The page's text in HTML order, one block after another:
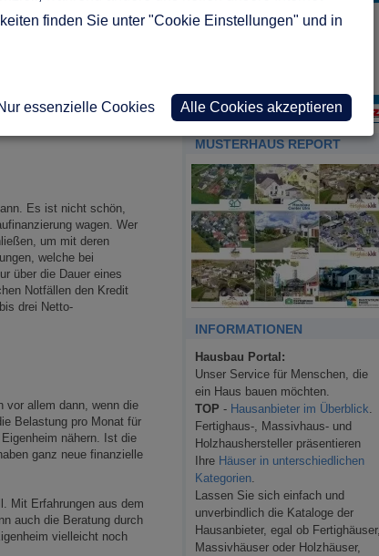
die sie auch bei
der Zinsbindung,
Angeboten und
um Ihr Eigenheim
Es ist nicht schön,
wagen. Wer
um mit deren
welche bei
über die Dauer eines
Notfällen den Kredit
drei Netto-
vor allem dann, wenn die
Belastung pro Monat für
nähern. Ist die
ganz neue finanzielle
Mit Erfahrungen aus dem
auch die Beratung durch
vielleicht noch
MUSTERHAUS REPORT
INFORMATIONEN
Hausbau Portal:
Unser Service für Menschen, die
ein Haus bauen möchten.
TOP - Hausanbieter im Überblick
Fertighaus-, Massivhaus- und
Holzhaushersteller präsentieren
Ihre Häuser in unterschiedlichen
Kategorien
Lassen Sie sich einfach und
unverbindlich die Kataloge der
Hausanbieter, egal ob Fertighäuser,
Massivhäuser oder Holzhäuser,
finden Sie unter "Cookie Einstellungen" und in
essenzielle Cookies Alle Cookies akzeptieren